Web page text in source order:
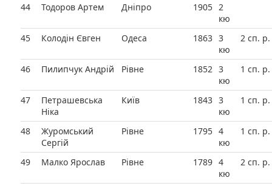
44
Тодоров Артем Дніпро 1905 2
кю
45
Колодін Євген Одеса 1863 3
кю
2 сп. р.
46 Пилипчук Андрій Рівне 1852 3
кю
1 сп. р.
47
Петрашевська
Ніка
Київ 1843 3
кю
1 сп. р.
48
Журомський
Сергій
Рівне 1795 4
кю
1 сп. р.
49 Малко Ярослав Рівне 1789 4
кю
2 сп. р.